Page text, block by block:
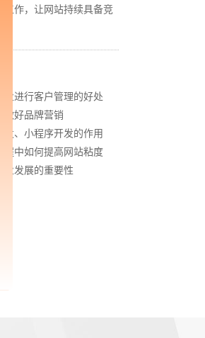
工作，让网站持续具备竞
业进行客户管理的好处
做好品牌营销
发、小程序开发的作用
程中如何提高网站粘度
业发展的重要性